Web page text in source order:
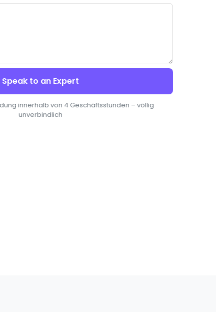
Speak to an Expert
innerhalb von 4 Geschäftsstunden – völlig
unverbindlich